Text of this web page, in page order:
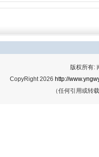
版权所有:
CopyRight 2026 http://
（任何引用或转